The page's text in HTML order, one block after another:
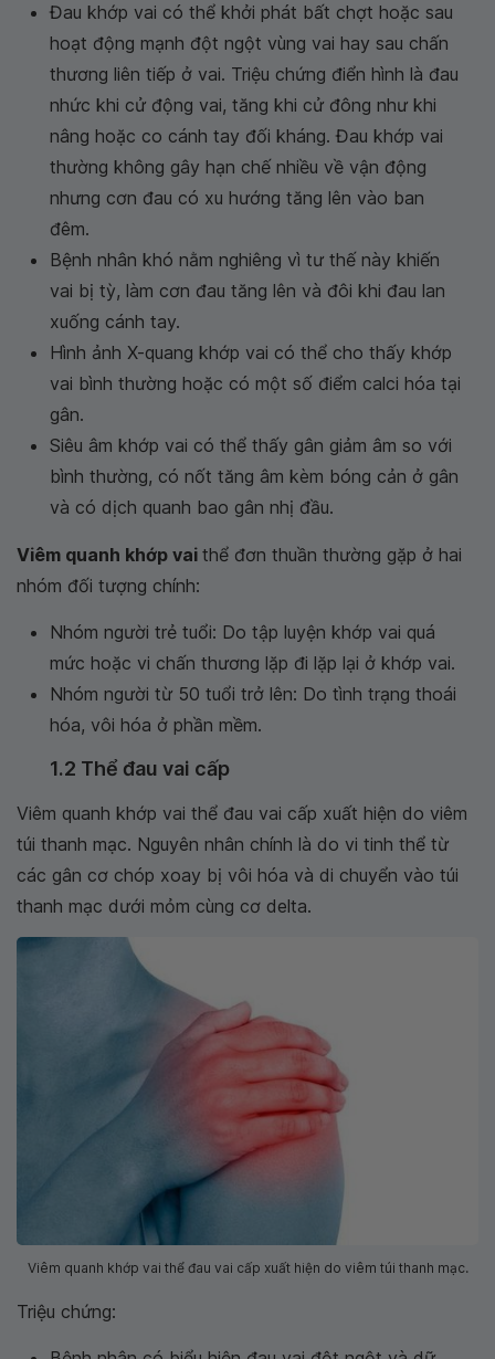
Đau khớp vai có thể khởi phát bất chợt hoặc sau
hoạt động mạnh đột ngột vùng vai hay sau chấn
thương liên tiếp ở vai. Triệu chứng điển hình là đau
nhức khi cử động vai, tăng khi cử đông như khi
nâng hoặc co cánh tay đối kháng. Đau khớp vai
thường không gây hạn chế nhiều về vận động
nhưng cơn đau có xu hướng tăng lên vào ban
đêm.
Bệnh nhân khó nằm nghiêng vì tư thế này khiến
vai bị tỳ, làm cơn đau tăng lên và đôi khi đau lan
xuống cánh tay.
Hình ảnh X-quang khớp vai có thể cho thấy khớp
vai bình thường hoặc có một số điểm calci hóa tại
gân.
Siêu âm khớp vai có thể thấy gân giảm âm so với
bình thường, có nốt tăng âm kèm bóng cản ở gân
và có dịch quanh bao gân nhị đầu.
Viêm quanh khớp vai thể đơn thuần thường gặp ở hai
nhóm đối tượng chính:
Nhóm người trẻ tuổi: Do tập luyện khớp vai quá
mức hoặc vi chấn thương lặp đi lặp lại ở khớp vai.
Nhóm người từ 50 tuổi trở lên: Do tình trạng thoái
hóa, vôi hóa ở phần mềm.
1.2 Thể đau vai cấp
Viêm quanh khớp vai thể đau vai cấp xuất hiện do viêm
túi thanh mạc. Nguyên nhân chính là do vi tinh thể từ
các gân cơ chóp xoay bị vôi hóa và di chuyển vào túi
thanh mạc dưới mỏm cùng cơ delta.
Viêm quanh khớp vai thể đau vai cấp xuất hiện do viêm túi thanh mạc.
Triệu chứng: